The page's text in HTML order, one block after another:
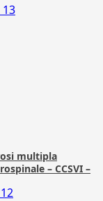
13
multipla
– CCSVI –
12